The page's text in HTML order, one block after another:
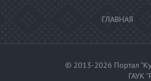
ГЛАВНАЯ
© 2013-2026 Портал
ГАУК